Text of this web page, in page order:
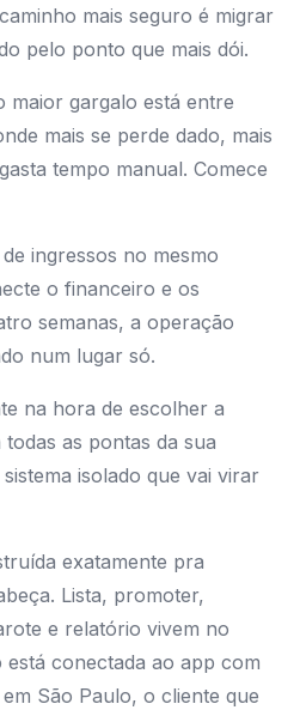
mais seguro é migrar
pelo ponto que mais dói.
maior gargalo está entre
mais se perde dado, mais
tempo manual. Comece
ingressos no mesmo
o financeiro e os
semanas, a operação
num lugar só.
na hora de escolher a
as pontas da sua
isolado que vai virar
exatamente pra
Lista, promoter,
e relatório vivem no
está conectada ao app com
São Paulo, o cliente que